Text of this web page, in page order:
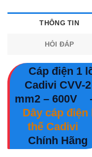
THÔNG TIN
HỎI ĐÁP
Cáp điện 1
Cadivi CVV-2
mm2 – 600V
Dây cáp điện
thế Cadivi
Chính Hãng